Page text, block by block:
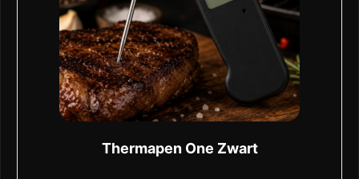
Thermapen One Zwart